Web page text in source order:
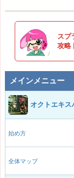
スプ
攻略
メインメニュー
オクトエキス
始め方
全体マップ